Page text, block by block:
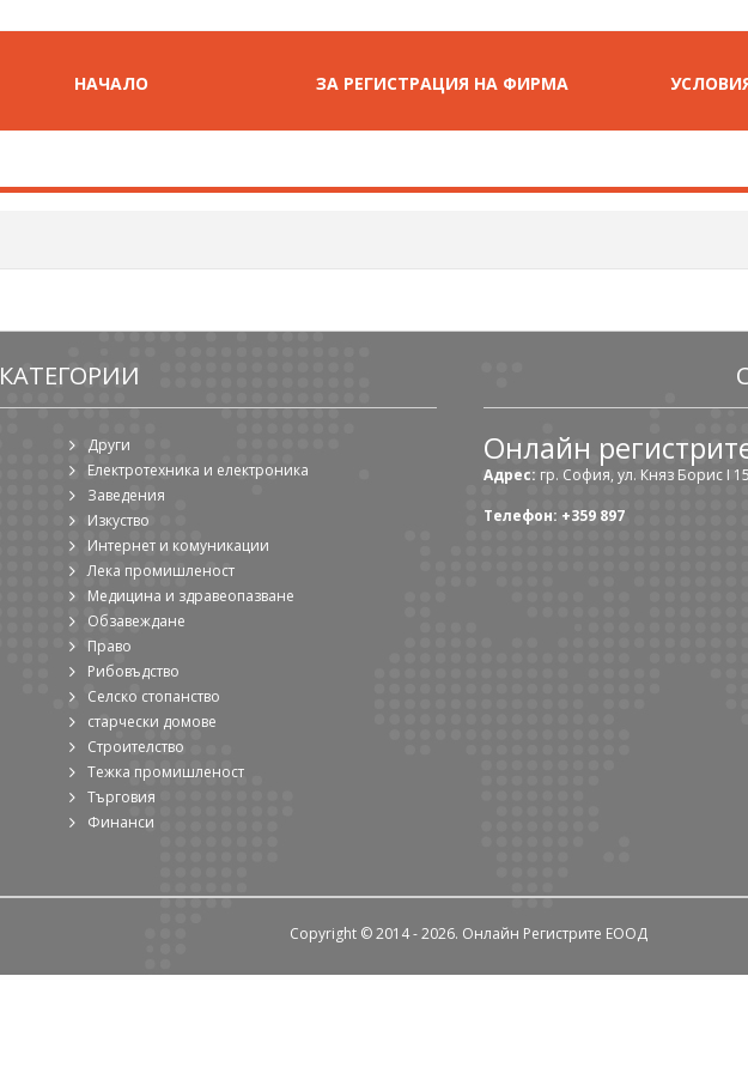
НАЧАЛО ЗА РЕГИСТРАЦИЯ НА ФИРМА
КАТЕГОРИИ
Други
Електротехника и електроника
Заведения
Изкуство
Интернет и комуникации
Лека промишленост
Медицина и здравеопазване
Обзавеждане
Право
Рибовъдство
Селско стопанство
старчески домове
Строителство
Тежка промишленост
Търговия
Финанси
Онлайн
Адрес: гр. София, ул. Княз Борис I
Телефон: +359 897
Copyright © 2014 - 2026. Онлайн Регистрите ЕООД